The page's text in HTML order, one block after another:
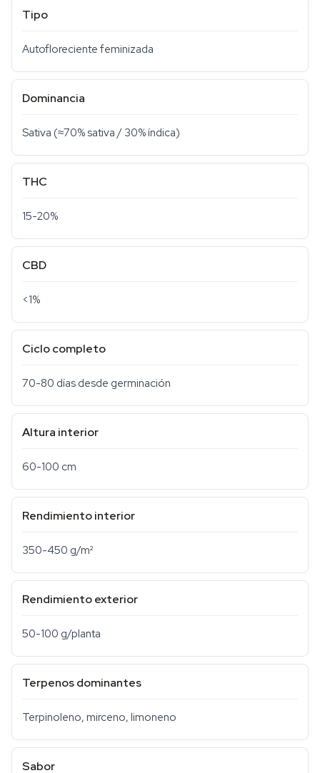
Tipo
Autofloreciente feminizada
Dominancia
Sativa (≈70% sativa / 30% índica)
THC
15-20%
CBD
<1%
Ciclo completo
70-80 días desde germinación
Altura interior
60-100 cm
Rendimiento interior
350-450 g/m²
Rendimiento exterior
50-100 g/planta
Terpenos dominantes
Terpinoleno, mirceno, limoneno
Sabor